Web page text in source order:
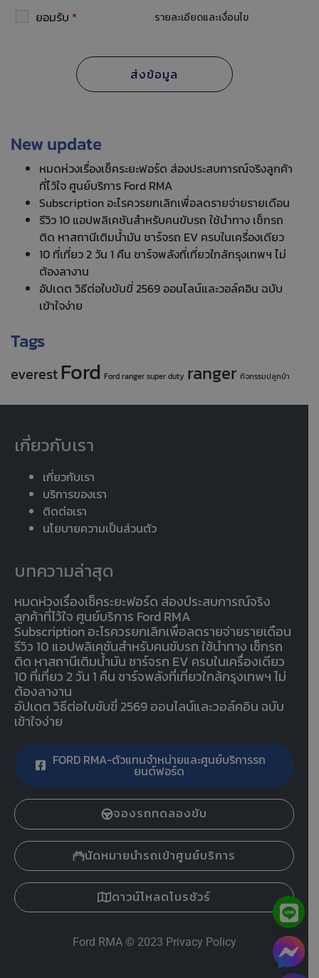
ยอมรับ * รายละเอียดและเงื่อนไข
New update
หมดห่วงเรื่องเช็คระยะฟอร์ด ส่องประสบการณ์จริงลูกค้า
ที่ไว้ใจ ศูนย์บริการ Ford RMA
Subscription อะไรควรยกเลิกเพื่อลดรายจ่ายรายเดือน
รีวิว 10 แอปพลิเคชันสำหรับคนขับรถ ใช้นำทาง เช็กรถ
ติด หาสถานีเติมน้ำมัน ชาร์จรถ EV ครบในเครื่องเดียว
10 ที่เที่ยว 2 วัน 1 คืน ชาร์จพลังที่เที่ยวใกล้กรุงเทพฯ ไม่
ต้องลางาน
อัปเดต วิธีต่อใบขับขี่ 2569 ออนไลน์และวอล์คอิน ฉบับ
เข้าใจง่าย
Tags
everest Ford Ford ranger super duty ranger กิจกรรมปลูกป่า
เกี่ยวกับเรา
เกี่ยวกับเรา
บริการของเรา
ติดต่อเรา
นโยบายความเป็นส่วนตัว
บทความล่าสุด
หมดห่วงเรื่องเช็คระยะฟอร์ด ส่องประสบการณ์จริง
ลูกค้าที่ไว้ใจ ศูนย์บริการ Ford RMA
Subscription อะไรควรยกเลิกเพื่อลดรายจ่ายรายเดือน
รีวิว 10 แอปพลิเคชันสำหรับคนขับรถ ใช้นำทาง เช็กรถ
ติด หาสถานีเติมน้ำมัน ชาร์จรถ EV ครบในเครื่องเดียว
10 ที่เที่ยว 2 วัน 1 คืน ชาร์จพลังที่เที่ยวใกล้กรุงเทพฯ ไม่
ต้องลางาน
อัปเดต วิธีต่อใบขับขี่ 2569 ออนไลน์และวอล์คอิน ฉบับ
เข้าใจง่าย
FORD RMA-ตัวแทนจำหน่ายและศูนย์บริการรถ
ยนต์ฟอร์ด
จองรถทดลองขับ
นัดหมายนำรถเข้าศูนย์บริการ
ดาวน์โหลดโบรชัวร์
Ford RMA© 2023 Privacy Policy